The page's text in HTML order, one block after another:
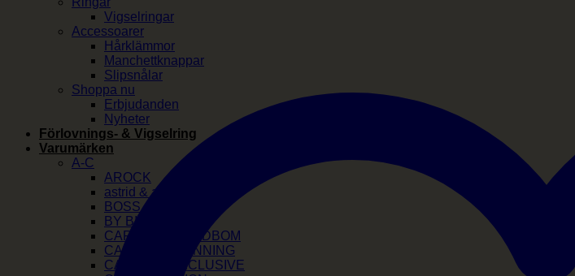
Vigselringar
Accessoarer
Hårklämmor
Manchettknappar
Slipsnålar
Shoppa nu
Erbjudanden
Nyheter
Förlovnings- & Vigselring
Varumärken
A-C
AROCK
astrid & agnes
BOSS
BY BILLGREN
CAROLINE SVEDBOM
CAROLINA GYNNING
CATWALK EXCLUSIVE